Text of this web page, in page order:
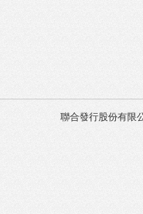
聯合發行股份有限